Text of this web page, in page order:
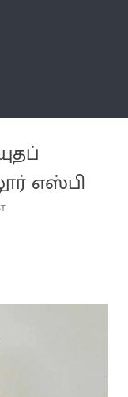
எஸ்பி